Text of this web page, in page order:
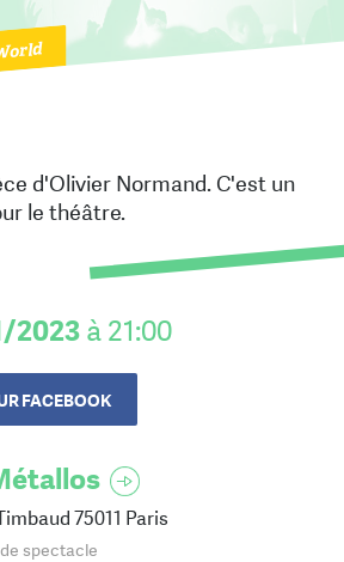
d'Olivier Normand. C'est un
le théâtre.
2023 à 21:00
FACEBOOK
75011 Paris
spectacle